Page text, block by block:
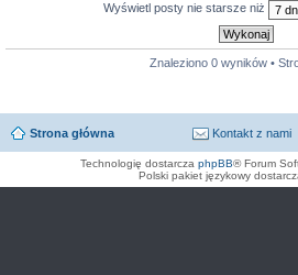
Wyświetl posty nie starsze niż
Znaleziono 0 wyników •
Strona główna Kontakt z nami
Technologię dostarcza phpBB® Forum
Polski pakiet językowy